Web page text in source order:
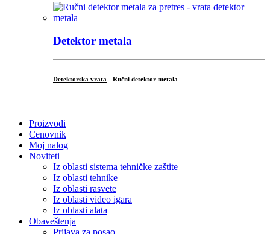
Detektor metala
Detektorska vrata - Ručni detektor metala
Proizvodi
Cenovnik
Moj nalog
Noviteti
Iz oblasti sistema tehničke zaštite
Iz oblasti tehnike
Iz oblasti rasvete
Iz oblasti video igara
Iz oblasti alata
Obaveštenja
Prijava za posao